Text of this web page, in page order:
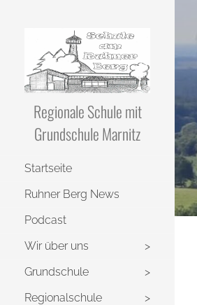
Regionale Schule mit
Grundschule Marnitz
Startseite
Ruhner Berg News
Podcast
Wir über uns
Grundschule
Regionalschule